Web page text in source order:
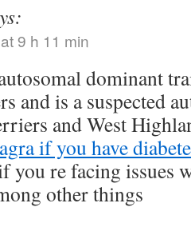
9 h 11 min
dominant
and is a suspected
and West
if you have
you re facing issues
other things